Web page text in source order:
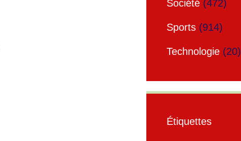
Société (472)
Sports (914)
Technologie (20)
Étiquettes